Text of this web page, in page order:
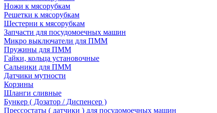
Ножи к мясорубкам
Решетки к мясорубкам
Шестерни к мясорубкам
Запчасти для посудомоечных машин
Микро выключатели для ПММ
Пружины для ПММ
Гайки, кольца установочные
Сальники для ПММ
Датчики мутности
Корзины
Шланги сливные
Бункер ( Дозатор / Диспенсер )
Прессостаты ( датчики ) для посудомоечных машин